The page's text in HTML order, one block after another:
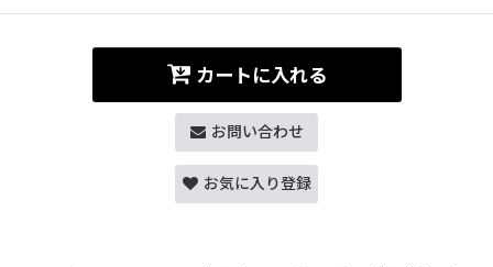
カートに入れる
お問い合わせ
お気に入り登録